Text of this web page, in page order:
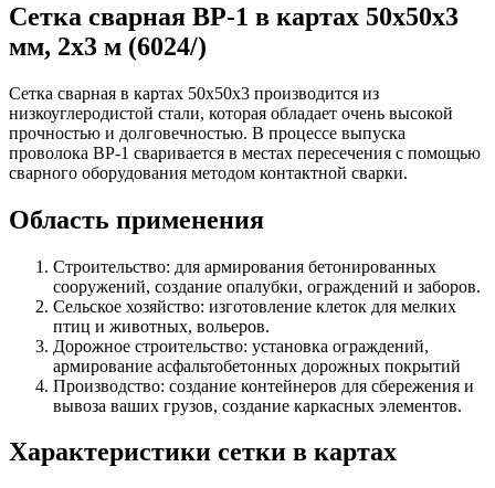
Сетка сварная ВР-1 в картах 50х50х3
мм, 2х3 м (6024/)
Сетка сварная в картах 50х50х3 производится из
низкоуглеродистой стали, которая обладает очень высокой
прочностью и долговечностью. В процессе выпуска
проволока ВР-1 сваривается в местах пересечения с помощью
сварного оборудования методом контактной сварки.
Область применения
Строительство: для армирования бетонированных
сооружений, создание опалубки, ограждений и заборов.
Сельское хозяйство: изготовление клеток для мелких
птиц и животных, вольеров.
Дорожное строительство: установка ограждений,
армирование асфальтобетонных дорожных покрытий
Производство: создание контейнеров для сбережения и
вывоза ваших грузов, создание каркасных элементов.
Характеристики сетки в картах